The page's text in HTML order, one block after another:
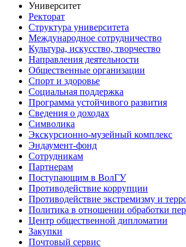
Университет
Ректорат
Структура университета
Международное сотрудничество
Культура, искусство, творчество
Направления деятельности
Общественные организации
Спорт и здоровье
Социальная поддержка
Программа устойчивого развития
Сведения о доходах
Символика
Экскурсионно-музейный комплекс
Эндаумент-фонд
Сотрудникам
Партнерам
Поступающим в ВолГУ
Противодействие коррупции
Противодействие экстремизму и
Политика в отношении обработки
Центр общественной дипломатии
Закупки
Почтовый сервис